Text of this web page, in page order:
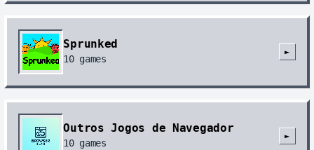
Sprunked
10games
►
Outros Jogos de Navegador
10games
►